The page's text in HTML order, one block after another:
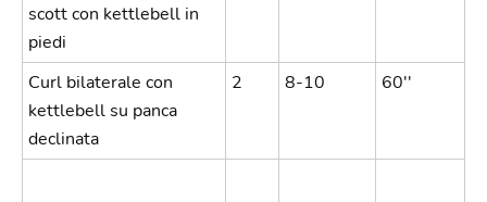
scott con kettlebell in
piedi
Curl bilaterale con
kettlebell su panca
declinata
2 8-10 60''